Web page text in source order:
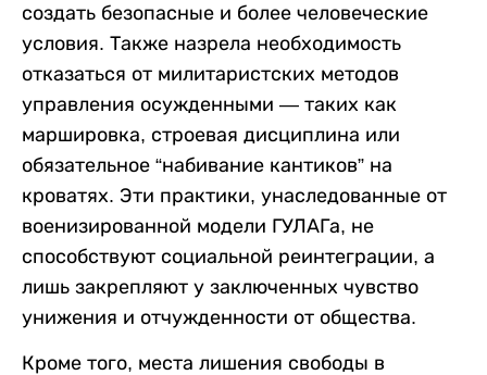
создать безопасные и более человеческие
условия. Также назрела необходимость
отказаться от милитаристских методов
управления осужденными — таких как
маршировка, строевая дисциплина или
обязательное “набивание кантиков” на
кроватях. Эти практики, унаследованные от
военизированной модели ГУЛАГа, не
способствуют социальной реинтеграции, а
лишь закрепляют у заключенных чувство
унижения и отчужденности от общества.
Кроме того, места лишения свободы в